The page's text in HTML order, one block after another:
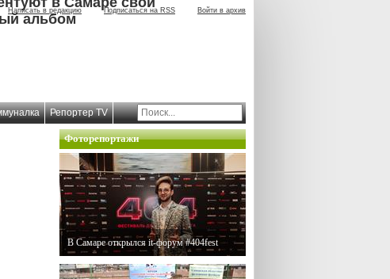
Написать в редакцию Подписаться на RSS Войти в архив
альбом
Репортер TV
Фоторепортажи
В Самаре открылся it-форум #404fest